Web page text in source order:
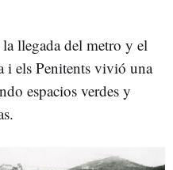
llegada del metro y el
i els Penitents vivió una
espacios verdes y